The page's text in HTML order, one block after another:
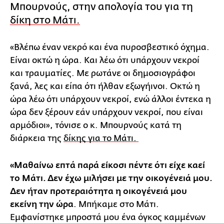
Μπουρνούς, στην απολογία του για τη
δίκη στο Μάτι.
«Βλέπω έναν νεκρό και ένα πυροσβεστικό όχημα.
Είναι οκτώ η ώρα. Και λέω ότι υπάρχουν νεκροί
και τραυματίες. Με ρωτάνε οι δημοσιογράφοι
ξανά, λες και είπα ότι ήλθαν εξωγήινοι. Οκτώ η
ώρα λέω ότι υπάρχουν νεκροί, ενώ άλλοι έντεκα η
ώρα δεν ξέρουν εάν υπάρχουν νεκροί, που είναι
αρμόδιοι», τόνισε ο κ. Μπουρνούς κατά τη
διάρκεια της δίκης για το Μάτι.
«Μαθαίνω επτά παρά είκοσι πέντε ότι είχε καεί
το Μάτι. Δεν έχω μιλήσει με την οικογένειά μου.
Δεν ήταν προτεραιότητα η οικογένειά μου
εκείνη την ώρα. Μπήκαμε στο Μάτι.
Εμφανίστηκε μπροστά μου ένα όγκος καμμένων